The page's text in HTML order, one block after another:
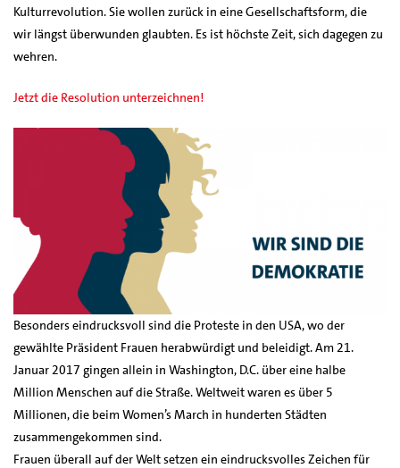
Kulturrevolution. Sie wollen zurück in eine Gesellschaftsform, die
wir längst überwunden glaubten. Es ist höchste Zeit, sich dagegen zu
wehren.
Jetzt die Resolution unterzeichnen!
Besonders eindrucksvoll sind die Proteste in den USA, wo der
gewählte Präsident Frauen herabwürdigt und beleidigt. Am 21.
Januar 2017 gingen allein in Washington, D.C. über eine halbe
Million Menschen auf die Straße. Weltweit waren es über 5
Millionen, die beim Women’s March in hunderten Städten
zusammengekommen sind.
Frauen überall auf der Welt setzen ein eindrucksvolles Zeichen für